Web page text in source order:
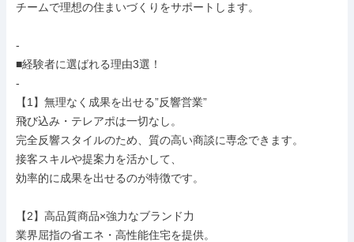
チームで理想の住まいづくりをサポートします。
-
■経験者に選ばれる理由3選！
-
【1】無理なく成果を出せる”反響営業”
飛び込み・テレアポは一切なし。
完全反響スタイルのため、質の高い商談に専念できます。
接客スキルや提案力を活かして、
効率的に成果を出せるのが特徴です。
【2】高品質商品×強力なブランド力
業界屈指の省エネ・高性能住宅を提供。